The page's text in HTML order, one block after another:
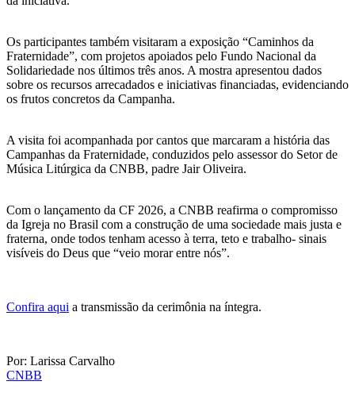
Os participantes também visitaram a exposição “Caminhos da
Fraternidade”, com projetos apoiados pelo Fundo Nacional da
Solidariedade nos últimos três anos. A mostra apresentou dados
sobre os recursos arrecadados e iniciativas financiadas, evidenciando
os frutos concretos da Campanha.
A visita foi acompanhada por cantos que marcaram a história das
Campanhas da Fraternidade, conduzidos pelo assessor do Setor de
Música Litúrgica da CNBB, padre Jair Oliveira.
Com o lançamento da CF 2026, a CNBB reafirma o compromisso
da Igreja no Brasil com a construção de uma sociedade mais justa e
fraterna, onde todos tenham acesso à terra, teto e trabalho- sinais
visíveis do Deus que “veio morar entre nós”.
Confira aqui a transmissão da cerimônia na íntegra.
Por: Larissa Carvalho
CNBB